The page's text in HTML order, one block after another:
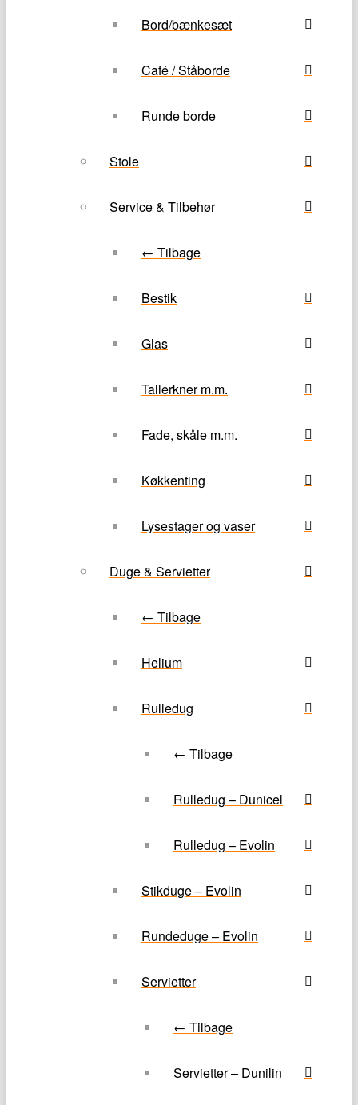
Bord/bænkesæt
Café / Ståborde
Runde borde
Stole
Service & Tilbehør
← Tilbage
Bestik
Glas
Tallerkner m.m.
Fade, skåle m.m.
Køkkenting
Lysestager og vaser
Duge & Servietter
← Tilbage
Helium
Rulledug
← Tilbage
Rulledug – Dunicel
Rulledug – Evolin
Stikduge – Evolin
Rundeduge – Evolin
Servietter
← Tilbage
Servietter – Dunilin